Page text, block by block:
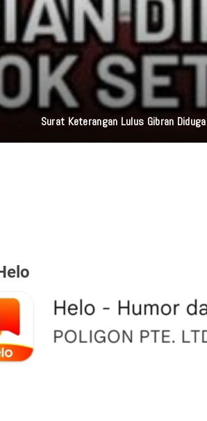
Surat Keterangan Lulus Gibran